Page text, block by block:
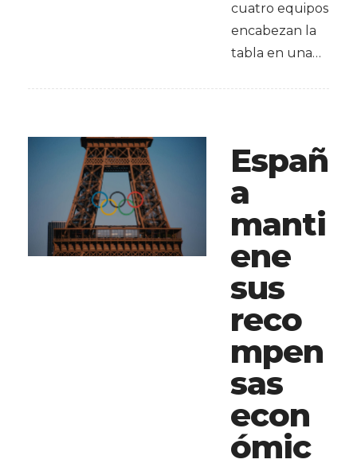
cuatro equipos
encabezan la
tabla en una…
Españ
a
manti
ene
sus
reco
mpen
sas
econ
ómic